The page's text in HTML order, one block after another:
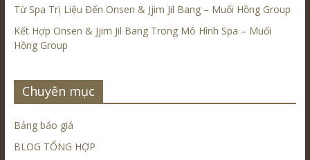
Từ Spa Trị Liệu Đến Onsen & Jjim Jil Bang – Muối Hồng Group
Kết Hợp Onsen & Jjim Jil Bang Trong Mô Hình Spa – Muối
Hồng Group
Chuyên mục
Bảng báo giá
BLOG TỔNG HỢP